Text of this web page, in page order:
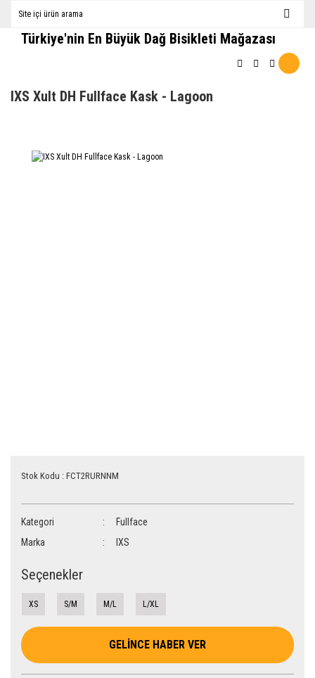
Türkiye'nin En Büyük Dağ Bisikleti Mağazası
IXS Xult DH Fullface Kask - Lagoon
Stok Kodu : FCT2RURNNM
Kategori
Fullface
Marka
IXS
Seçenekler
XS S/M M/L L/XL
GELİNCE HABER VER